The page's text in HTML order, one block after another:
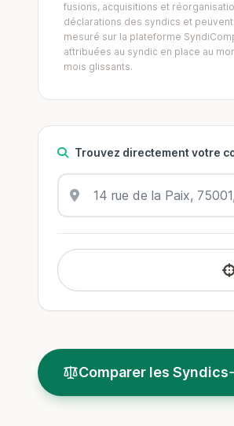
fusions, acquisitions et
déclarations des syndics et
mesuré sur la plateforme
attribuées au syndic en place au
mois glissants.
Trouvez directement votre
Comparer les Syndics